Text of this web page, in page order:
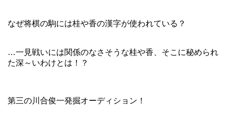
なぜ将棋の駒には桂や香の漢字が使われている？
…一見戦いには関係のなさそうな桂や香、そこに秘められ
た深～いわけとは！？
第三の川合俊一発掘オーディション！